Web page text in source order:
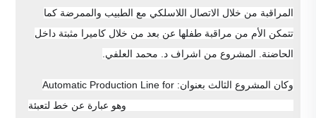
المراقبة من خلال الاتصال اللاسلكي مع الطبيب والممرضة كما
تتمكن الأم من مراقبة طفلها عن بعد من خلال كاميرا مثبتة داخل
الحاضنة. المشروع من اشراف د. محمد العلفي.
وكان المشروع الثالث بعنوان: Automatic Production Line for
Liquid Filling and Capping using PLC وهو عبارة عن خط لتعبئة